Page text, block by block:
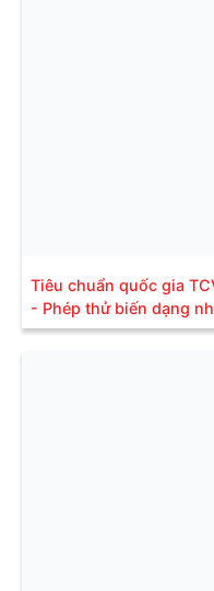
Tiêu chuẩn quốc gia
- Phép thử biến dạng